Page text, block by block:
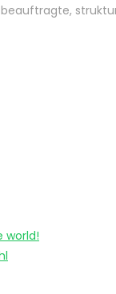
world!